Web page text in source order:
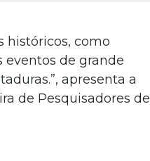
históricos, como
eventos de grande
apresenta a
de Pesquisadores de